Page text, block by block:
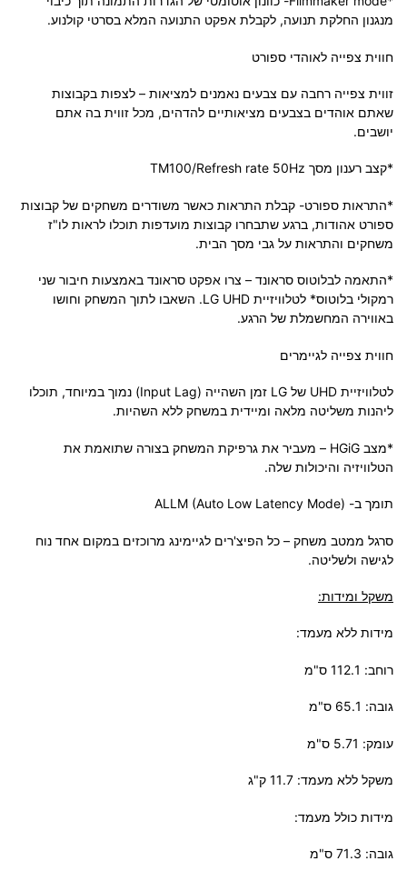
מנגנון החלקת תנועה, לקבלת אפקט התנועה המלא בסרטי קולנוע.
חווית צפייה לאוהדי ספורט
זווית צפייה רחבה עם צבעים נאמנים למציאות – לצפות בקבוצות
שאתם אוהדים בצבעים מציאותיים להדהים, מכל זווית בה אתם
יושבים.
*קצב רענון מסך TM100/Refresh rate 50Hz
*התראות ספורט- קבלת התראות כאשר משודרים משחקים של קבוצות
ספורט אהודות, ברגע שתבחרו קבוצות מועדפות תוכלו לראות לו"ז
משחקים והתראות על גבי מסך הבית.
*התאמה לבלוטוס סראונד – צרו אפקט סראונד באמצעות חיבור שני
רמקולי בלוטוס* לטלוויזיית LG UHD. השאבו לתוך המשחק וחושו
באווירה המחשמלת של הרגע.
חווית צפייה לגיימרים
לטלוויזיית UHD של LG זמן השהייה (Input Lag) נמוך במיוחד, תוכלו
ליהנות משליטה מלאה ומיידית במשחק ללא השהיות.
*מצב HGiG – מעביר את גרפיקת המשחק בצורה שתואמת את
הטלוויזיה והיכולות שלה.
תומך ב- ALLM (Auto Low Latency Mode)
סרגל ממטב משחק – כל הפיצ'רים לגיימינג מרוכזים במקום אחד נוח
לגישה ולשליטה.
משקל ומידות:
מידות ללא מעמד:
רוחב: 112.1 ס"מ
גובה: 65.1 ס"מ
עומק: 5.71 ס"מ
משקל ללא מעמד: 11.7 ק"ג
מידות כולל מעמד:
גובה: 71.3 ס"מ